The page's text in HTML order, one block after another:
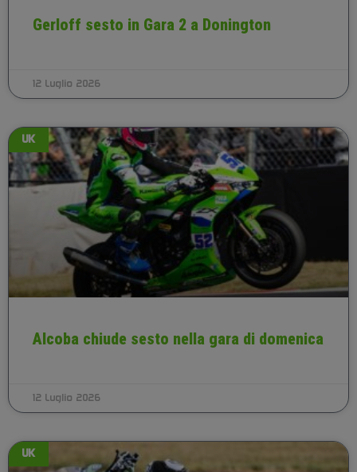
Gerloff sesto in Gara 2 a Donington
12 Luglio 2026
UK
Alcoba chiude sesto nella gara di domenica
12 Luglio 2026
UK